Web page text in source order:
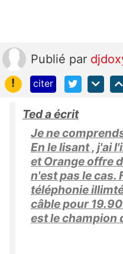
Publié par
!
citer
Ted a écrit
Je ne
En le lisant , j'ai
et Orange offre
n'est pas le cas.
téléphonie
câble pour
est le champion